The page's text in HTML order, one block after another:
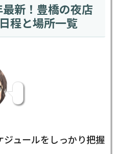
新！豊橋の夜店
程と場所一覧
ジュールをしっかり把握